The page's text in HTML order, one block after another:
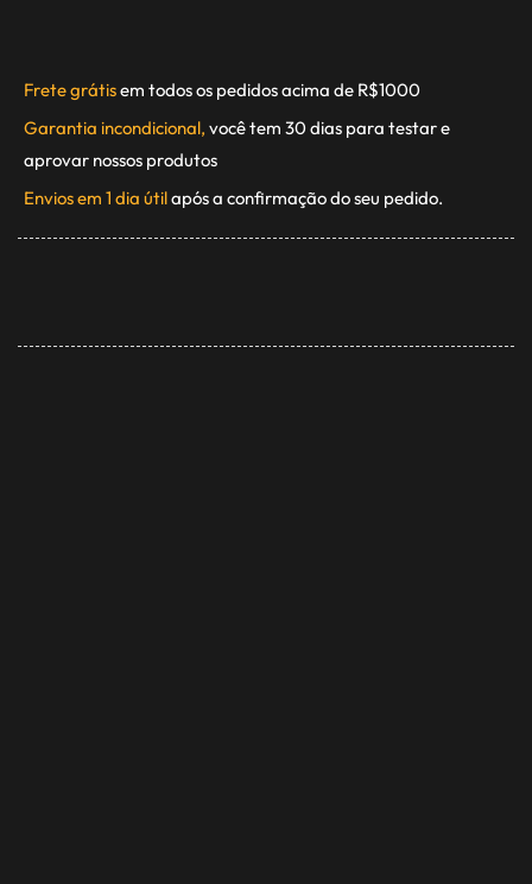
Frete grátisem todos os pedidos acima de R$1000
Garantia incondicional, você tem 30 dias para testar e
aprovar nossos produtos
Envios em 1 dia útilapós a confirmação do seu pedido.